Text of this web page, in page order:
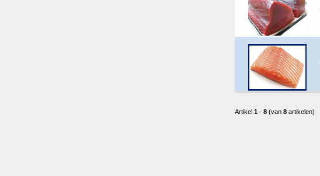
Artikel 1 - 8 (van 8 artikelen)